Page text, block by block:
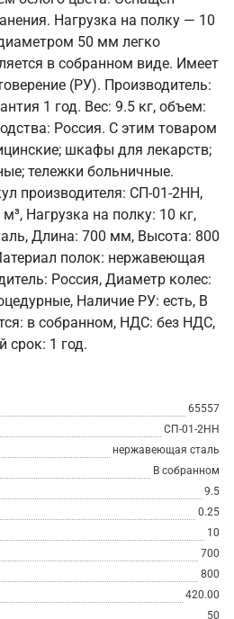
Нагрузка на полку — 10
50 мм легко
в собранном виде. Имеет
(РУ). Производитель:
1 год. Вес: 9.5 кг, объем:
Россия. С этим товаром
шкафы для лекарств;
тележки больничные.
производителя: СП-01-2НН,
Нагрузка на полку: 10 кг,
Длина: 700 мм, Высота: 800
полок: нержавеющая
Россия, Диаметр колес:
Наличие РУ: есть, В
в собранном, НДС: без НДС,
срок: 1 год.
65557
СП-01-2НН
нержавеющая сталь
В собранном
9.5
0.25
10
700
800
420.00
50